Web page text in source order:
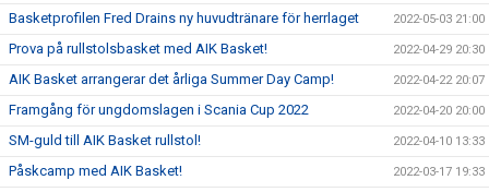
Basketprofilen Fred Drains ny huvudtränare för herrlaget 2022-05-03 21:00
Prova på rullstolsbasket med AIK Basket! 2022-04-29 20:30
AIK Basket arrangerar det årliga Summer Day Camp! 2022-04-22 20:07
Framgång för ungdomslagen i Scania Cup 2022 2022-04-20 20:00
SM-guld till AIK Basket rullstol! 2022-04-10 13:33
Påskcamp med AIK Basket! 2022-03-17 19:33